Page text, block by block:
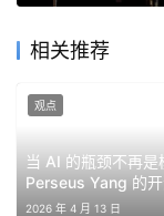
相关推荐
当 AI 的瓶颈不再是
Perseus Yang 的开
设实践与思考
2026 年 4 月 13 日
观点